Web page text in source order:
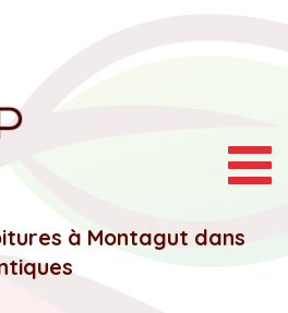
à Montagut dans